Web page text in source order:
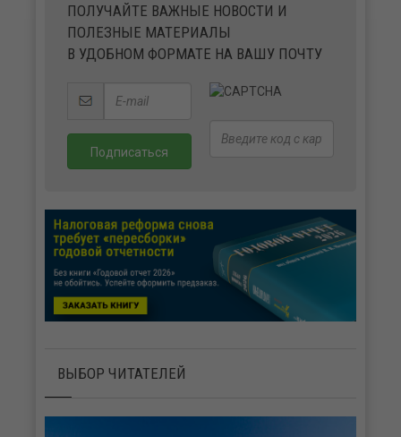
ПОЛУЧАЙТЕ ВАЖНЫЕ НОВОСТИ И
ПОЛЕЗНЫЕ МАТЕРИАЛЫ
В УДОБНОМ ФОРМАТЕ НА ВАШУ ПОЧТУ
ВЫБОР ЧИТАТЕЛЕЙ